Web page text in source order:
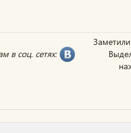
в соц. сетях: